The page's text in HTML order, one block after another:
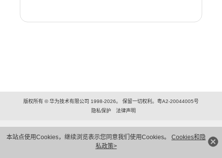
本站点使用Cookies，继续浏览表示您同意我们使用Cookies。 Cookies和隐
私政策>
版权所有 © 华为技术有限公司 1998-2026。 保留一切权利。粤A2-20044005号
隐私保护
法律声明